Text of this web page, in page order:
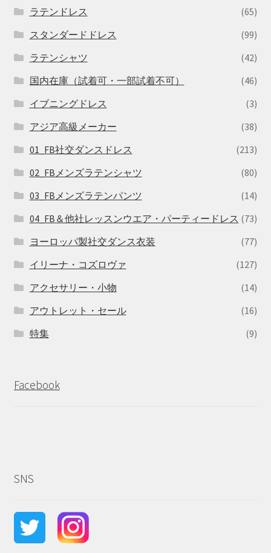
ラテンドレス
(65)
スタンダードドレス
(99)
ラテンシャツ
(42)
国内在庫（試着可・一部試着不可）
(46)
イブニングドレス
(3)
アジア高級メーカー
(38)
01_FB社交ダンスドレス
(213)
02_FBメンズラテンシャツ
(80)
03_FBメンズラテンパンツ
(14)
04_FB＆他社レッスンウエア・パーティードレス (73)
ヨーロッパ製社交ダンス衣装
(77)
イリーナ・コズロヴァ
(127)
アクセサリー・小物
(14)
アウトレット・セール
(16)
特集
(9)
Facebook
SNS